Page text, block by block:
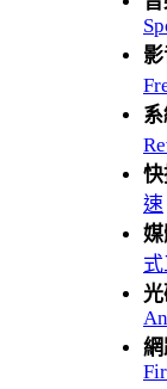
影
系
快
速
媒
光
網